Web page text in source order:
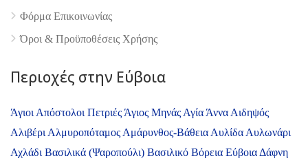
Φόρμα Επικοινωνίας
Όροι & Προϋποθέσεις Xρήσης
Περιοχές στην Εύβοια
Άγιοι Απόστολοι Πετριές Άγιος Μηνάς Αγία Άννα Αιδηψός
Αλιβέρι Αλμυροπόταμος Αμάρυνθος-Βάθεια Αυλίδα Αυλωνάρι
Αχλάδι Βασιλικά (Ψαροπούλι) Βασιλικό Βόρεια Εύβοια Δάφνη